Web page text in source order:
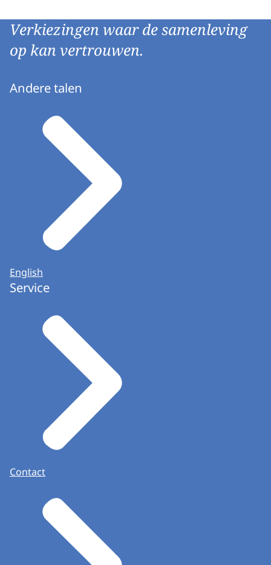
Verkiezingen waar de samenleving
op kan vertrouwen.
Andere talen
English
Service
Contact